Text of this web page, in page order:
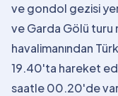
ve gondol gezisi yer
ve Garda Gölü turu
havalimanından
19.40'ta hareket
saatle 00.20'de